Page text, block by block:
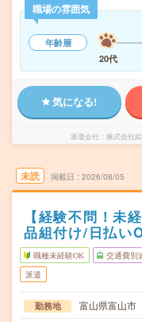
職場の雰囲気
年齢層
20代
気になる!
派遣会社 株式会社
未読 掲載日 2026/08/05
【経験不問！未
品組付け/日払い
職種未経験OK 交通費別
派遣
勤務地 富山県富山市